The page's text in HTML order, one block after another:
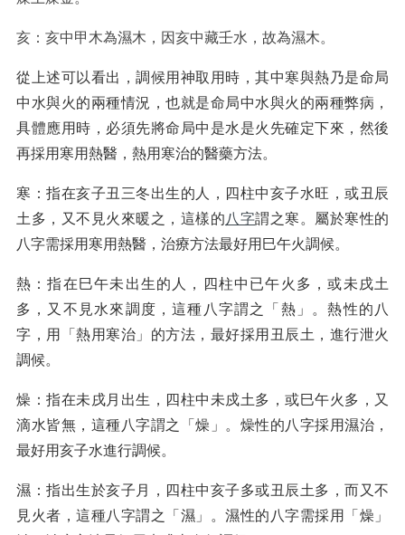
亥：亥中甲木為濕木，因亥中藏壬水，故為濕木。
從上述可以看出，調候用神取用時，其中寒與熱乃是命局
中水與火的兩種情況，也就是命局中水與火的兩種弊病，
具體應用時，必須先將命局中是水是火先確定下來，然後
再採用寒用熱醫，熱用寒治的醫藥方法。
寒：指在亥子丑三冬出生的人，四柱中亥子水旺，或丑辰
土多，又不見火來暖之，這樣的八字謂之寒。屬於寒性的
八字需採用寒用熱醫，治療方法最好用巳午火調候。
熱：指在巳午未出生的人，四柱中已午火多，或未戌土
多，又不見水來調度，這種八字謂之「熱」。熱性的八
字，用「熱用寒治」的方法，最好採用丑辰土，進行泄火
調候。
燥：指在未戌月出生，四柱中未戍土多，或巳午火多，又
滴水皆無，這種八字謂之「燥」。燥性的八字採用濕治，
最好用亥子水進行調候。
濕：指出生於亥子月，四柱中亥子多或丑辰土多，而又不
見火者，這種八字謂之「濕」。濕性的八字需採用「燥」